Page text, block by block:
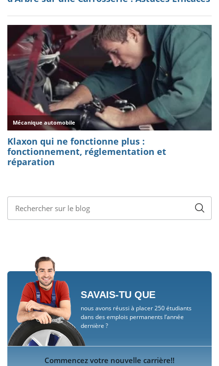
SAVAIS-TU QUE
nous avons réussi à placer 250 étudiants
dans des emplois permanents l’année
dernière ?
Commencez votre nouvelle carrière!!